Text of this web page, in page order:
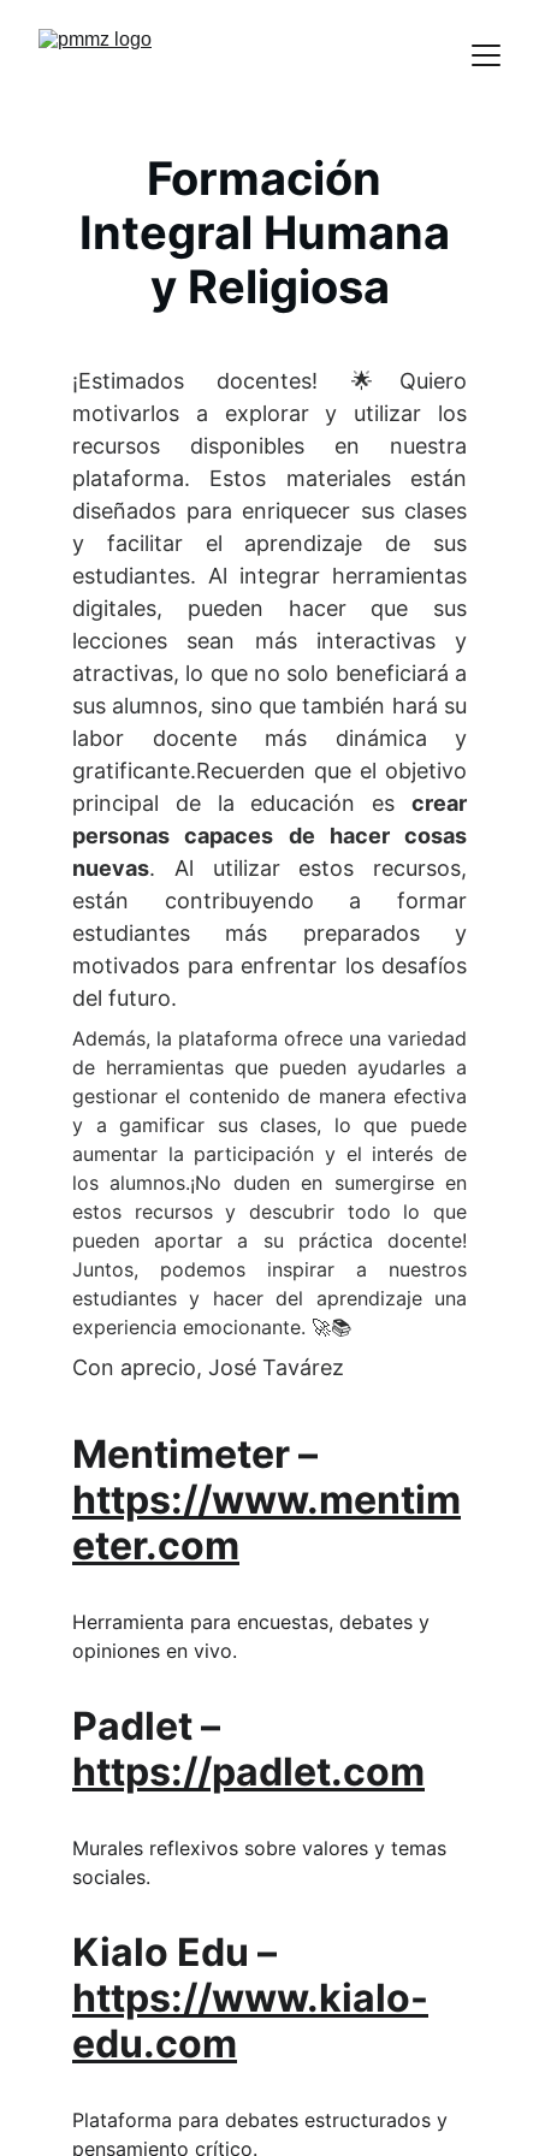
Formación
Integral Humana
y Religiosa
¡Estimados docentes! 🌟Quiero
motivarlos a explorar y utilizar los
recursos disponibles en nuestra
plataforma. Estos materiales están
diseñados para enriquecer sus clases
y facilitar el aprendizaje de sus
estudiantes. Al integrar herramientas
digitales, pueden hacer que sus
lecciones sean más interactivas y
atractivas, lo que no solo beneficiará a
sus alumnos, sino que también hará su
labor docente más dinámica y
gratificante.Recuerden que el objetivo
principal de la educación es crear
personas capaces de hacer cosas
nuevas. Al utilizar estos recursos,
están contribuyendo a formar
estudiantes más preparados y
motivados para enfrentar los desafíos
del futuro.
Además, la plataforma ofrece una variedad
de herramientas que pueden ayudarles a
gestionar el contenido de manera efectiva
y a gamificar sus clases, lo que puede
aumentar la participación y el interés de
los alumnos.¡No duden en sumergirse en
estos recursos y descubrir todo lo que
pueden aportar a su práctica docente!
Juntos, podemos inspirar a nuestros
estudiantes y hacer del aprendizaje una
experiencia emocionante. 🚀📚
Con aprecio, José Tavárez
Mentimeter –
https://www.mentim
eter.com
Herramienta para encuestas, debates y
opiniones en vivo.
Padlet –
https://padlet.com
Murales reflexivos sobre valores y temas
sociales.
Kialo Edu –
https://www.kialo-
edu.com
Plataforma para debates estructurados y
pensamiento crítico.